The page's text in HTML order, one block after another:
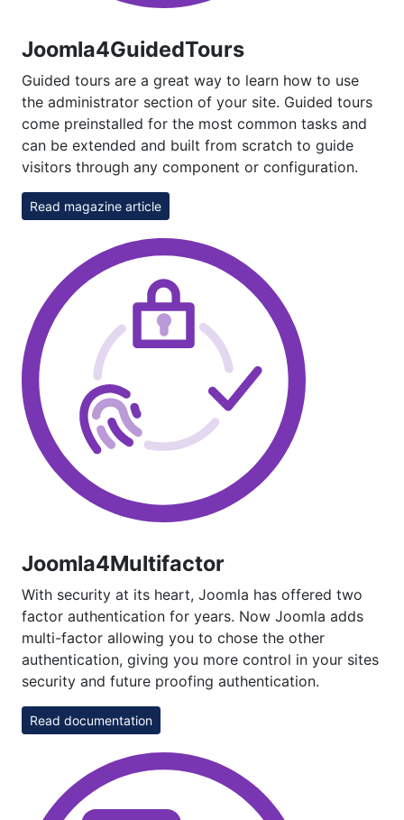
Joomla4GuidedTours
Guided tours are a great way to learn how to use
the administrator section of your site. Guided tours
come preinstalled for the most common tasks and
can be extended and built from scratch to guide
visitors through any component or configuration.
Read magazine article
Joomla4Multifactor
With security at its heart, Joomla has offered two
factor authentication for years. Now Joomla adds
multi-factor allowing you to chose the other
authentication, giving you more control in your sites
security and future proofing authentication.
Read documentation